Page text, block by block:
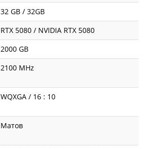
32 GB / 32GB
RTX 5080 / NVIDIA RTX 5080
2000 GB
2100 MHz
WQXGA / 16 : 10
Матов